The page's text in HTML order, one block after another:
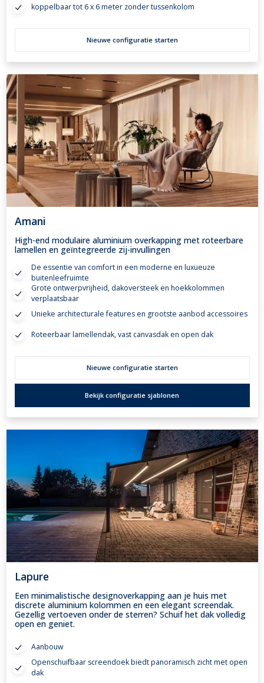
koppelbaar tot 6 x 6 meter zonder tussenkolom
Nieuwe configuratie starten
Amani
High-end modulaire aluminium overkapping met roteerbare
lamellen en geïntegreerde zij-invullingen
De essentie van comfort in een moderne en luxueuze
buitenleefruimte
Grote ontwerpvrijheid, dakoversteek en hoekkolommen
verplaatsbaar
Unieke architecturale features en grootste aanbod accessoires
Roteerbaar lamellendak, vast canvasdak en open dak
Nieuwe configuratie starten
Bekijk configuratie sjablonen
Lapure
Een minimalistische designoverkapping aan je huis met
discrete aluminium kolommen en een elegant screendak.
Gezellig vertoeven onder de sterren? Schuif het dak volledig
open en geniet.
Aanbouw
Openschuifbaar screendoek biedt panoramisch zicht met open
dak